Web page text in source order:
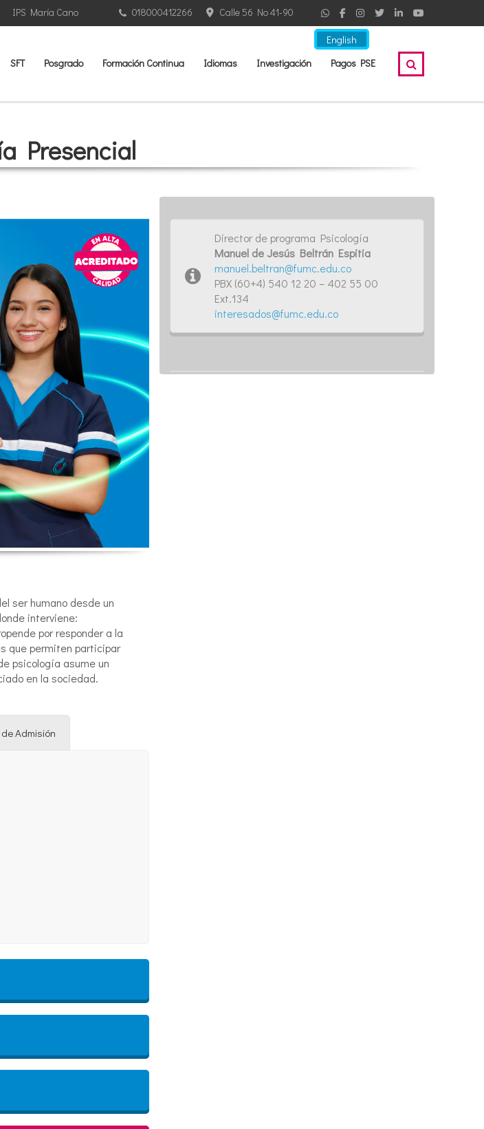
English
IPS María Cano Calle 56 No 41-90
018000412266
SFT Posgrado Formación Continua Idiomas Investigación Pagos PSE
Presencial
ser humano desde un
interviene:
por responder a la
que permiten participar
psicología asume un
en la sociedad.
Admisión
Director de programa Psicología
Manuel de Jesús Beltrán Espitia
manuel.beltran@fumc.edu.co
PBX (60+4) 540 12 20 – 402 55 00
Ext.134
interesados@fumc.edu.co